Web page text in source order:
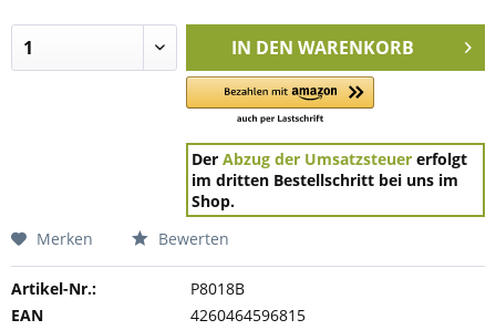
IN DEN WARENKORB
DerAbzug der Umsatzsteuer erfolgt
im dritten Bestellschritt bei uns im
Shop.
Merken
Bewerten
Artikel-Nr.:
P8018B
EAN
4260464596815